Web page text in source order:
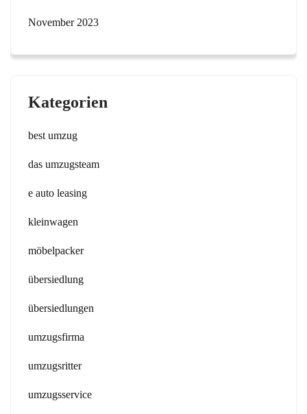
November 2023
Kategorien
best umzug
das umzugsteam
e auto leasing
kleinwagen
möbelpacker
übersiedlung
übersiedlungen
umzugsfirma
umzugsritter
umzugsservice